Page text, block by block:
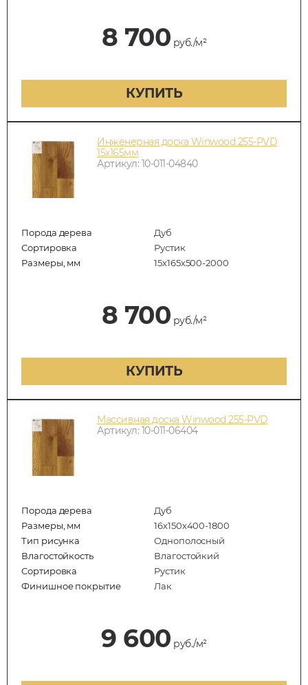
8 700 руб./м²
КУПИТЬ
Инженерная доска Winwood 255-PVD
15х165мм
Артикул: 10-011-04840
Порода дерева
Дуб
Сортировка
Рустик
Размеры, мм
15х165х500-2000
8 700 руб./м²
КУПИТЬ
Массивная доска Winwood 255-PVD
Артикул: 10-011-06404
Порода дерева
Дуб
Размеры, мм
16х150х400-1800
Тип рисунка
Однополосный
Влагостойкость
Влагостойкий
Сортировка
Рустик
Финишное покрытие
Лак
9 600 руб./м²